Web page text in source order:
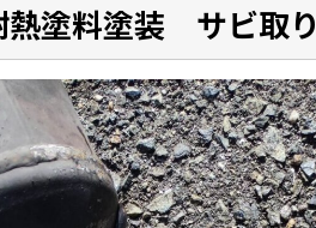
塗料塗装 サビ取り